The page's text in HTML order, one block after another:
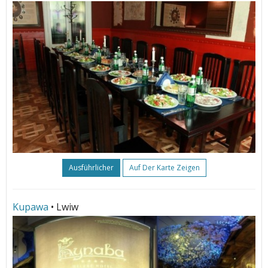
Ausführlicher Auf Der Karte Zeigen
Kupawa • Lwiw